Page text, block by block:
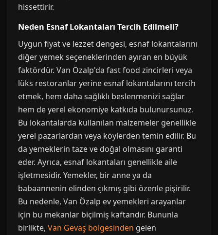
hissettirir.
Neden Esnaf Lokantaları Tercih Edilmeli?
Uygun fiyat ve lezzet dengesi, esnaf lokantalarını
diğer yemek seçeneklerinden ayıran en büyük
faktördür. Van Özalp'da fast food zincirleri veya
lüks restoranlar yerine esnaf lokantalarını tercih
etmek, hem daha sağlıklı beslenmenizi sağlar
hem de yerel ekonomiye katkıda bulunursunuz.
Bu lokantalarda kullanılan malzemeler genellikle
yerel pazarlardan veya köylerden temin edilir. Bu
da yemeklerin taze ve doğal olmasını garanti
eder. Ayrıca, esnaf lokantaları genellikle aile
işletmesidir. Yemekler, bir anne ya da
babaannenin elinden çıkmış gibi özenle pişirilir.
Bu nedenle, Van Özalp ev yemekleri arayanlar
için bu mekanlar biçilmiş kaftandır. Bununla
birlikte, Van Gevaş bölgesinden gelen